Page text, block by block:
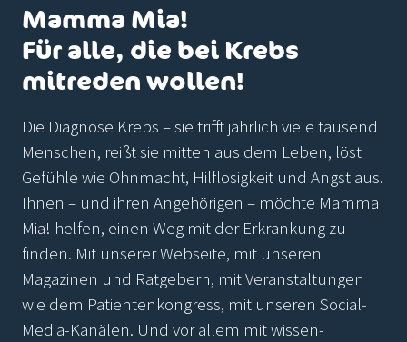
Mamma Mia!
Für alle, die bei Krebs
mitreden wollen!
Die Diagnose Krebs – sie trifft jährlich viele tausend
Menschen, reißt sie mitten aus dem Leben, löst
Gefühle wie Ohnmacht, Hilflosigkeit und Angst aus.
Ihnen – und ihren Angehörigen – möchte Mamma
Mia! helfen, einen Weg mit der Erkrankung zu
finden. Mit unserer Webseite, mit unseren
Magazinen und Ratgebern, mit Veranstaltungen
wie dem Patientenkongress, mit unseren Social-
Media-Kanälen. Und vor allem mit wissen-